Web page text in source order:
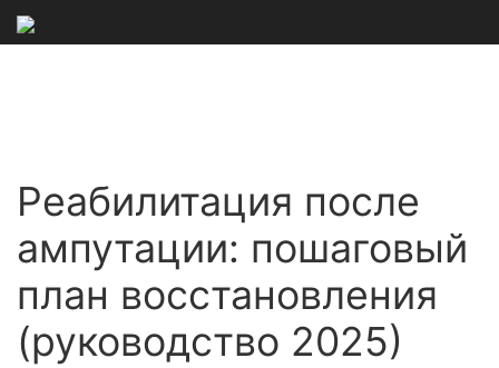
Реабилитация после
ампутации: пошаговый
план восстановления
(руководство 2025)